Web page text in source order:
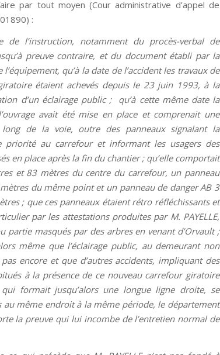
par tout moyen (Cour administrative d’appel de
:
de l’instruction, notamment du procès-verbal de
preuve contraire, et du document établi par la
qu’à la date de l’accident les travaux de
étaient achevés depuis le 23 juin 1993, à la
d’un éclairage public ; qu’à cette même date la
avait été mise en place et comprenait une
de la voie, outre des panneaux signalant la
priorité au carrefour et informant les usagers des
en place après la fin du chantier ; qu’elle comportait
et 83 mètres du centre du carrefour, un panneau
du même point et un panneau de danger AB 3
; que ces panneaux étaient rétro réfléchissants et
par les attestations produites par M. PAYELLE,
partie masqués par des arbres en venant d’Orvault ;
même que l’éclairage public, au demeurant non
encore et que d’autres accidents, impliquant des
à la présence de ce nouveau carrefour giratoire
formait jusqu’alors une longue ligne droite, se
au même endroit à la même période, le département
la preuve qui lui incombe de l’entretien normal de